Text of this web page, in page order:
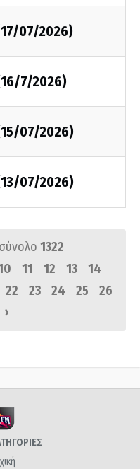
07/2026)
7/2026)
07/2026)
07/2026)
1322
11 12 13
14
22 23 24 25
26
›